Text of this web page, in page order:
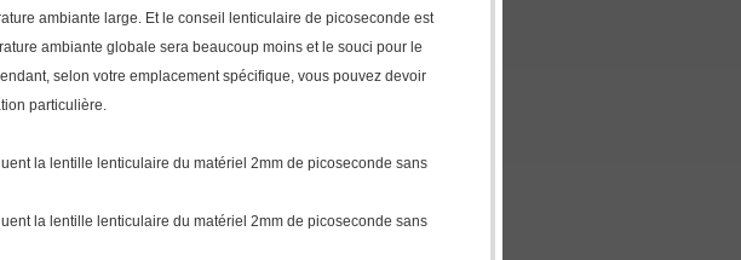
ambiante large. Et le conseil lenticulaire de picoseconde est
ambiante globale sera beaucoup moins et le souci pour le
selon votre emplacement spécifique, vous pouvez devoir
particulière.
la lentille lenticulaire du matériel 2mm de picoseconde sans
la lentille lenticulaire du matériel 2mm de picoseconde sans